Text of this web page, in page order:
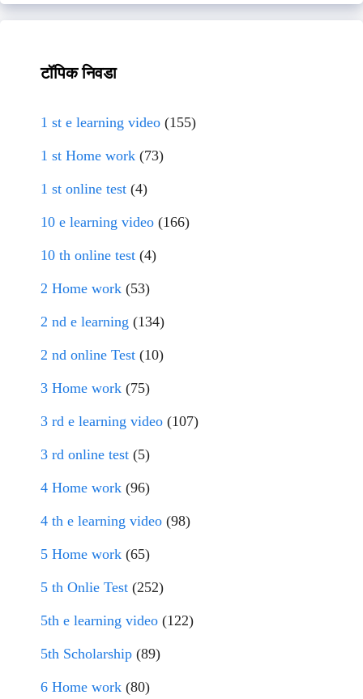
टॉपिक निवडा
1 st e learning video (155)
1 st Home work (73)
1 st online test (4)
10 e learning video (166)
10 th online test (4)
2 Home work (53)
2 nd e learning (134)
2 nd online Test (10)
3 Home work (75)
3 rd e learning video (107)
3 rd online test (5)
4 Home work (96)
4 th e learning video (98)
5 Home work (65)
5 th Onlie Test (252)
5th e learning video (122)
5th Scholarship (89)
6 Home work (80)